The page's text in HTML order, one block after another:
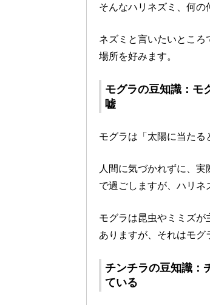
そんなハリネズミ、何の
ネズミと言いたいとこ
場所を好みます。
モグラの豆知識：モ
嘘
モグラは「太陽に当たる
人間に気づかれずに、
で過ごしますが、ハリネ
モグラは昆虫やミミズ
ありますが、それはモグ
チンチラの豆知識：
ている